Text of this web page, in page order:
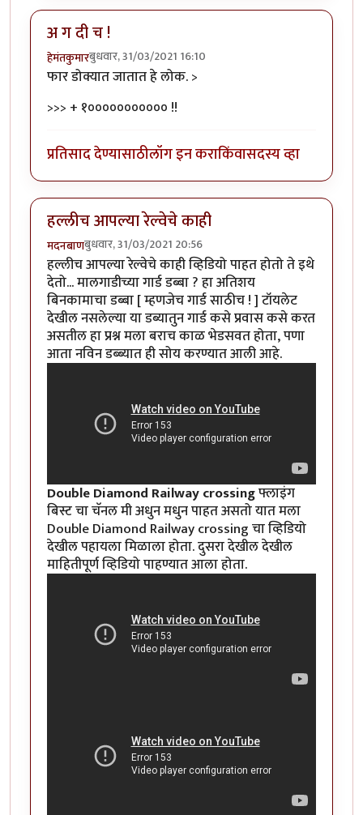
अ ग दी च !
हेमंतकुमारबुधवार, 31/03/2021 16:10
फार डोक्यात जातात हे लोक. >
>>> + १००००००००००० !!
प्रतिसाद देण्यासाठीलॉग इन कराकिंवासदस्य व्हा
हल्लीच आपल्या रेल्वेचे काही
मदनबाणबुधवार, 31/03/2021 20:56
हल्लीच आपल्या रेल्वेचे काही व्हिडियो पाहत होतो ते इथे
देतो... मालगाडीच्या गार्ड डब्बा ? हा अतिशय
बिनकामाचा डब्बा [ म्हणजेच गार्ड साठीच ! ] टॉयलेट
देखील नसलेल्या या डब्यातुन गार्ड कसे प्रवास कसे करत
असतील हा प्रश्न मला बराच काळ भेडसवत होता, पणा
आता नविन डब्ब्यात ही सोय करण्यात आली आहे.
Double Diamond Railway crossingफ्लाइंग
बिस्ट चा चॅनल मी अधुन मधुन पाहत असतो यात मला
Double Diamond Railway crossing चा व्हिडियो
देखील पहायला मिळाला होता. दुसरा देखील देखील
माहितीपूर्ण व्हिडियो पाहण्यात आला होता.